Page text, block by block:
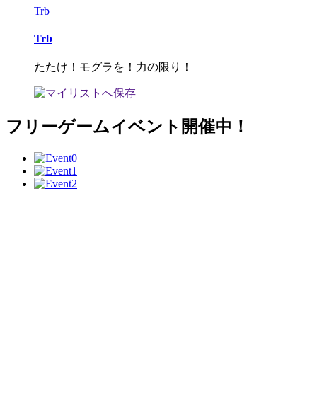
Trb
Trb
たたけ！モグラを！力の限り！
フリーゲームイベント開催中！